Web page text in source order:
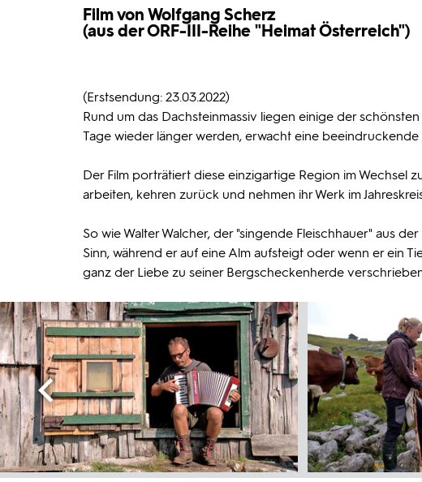
Film von Wolfgang Scherz
(aus der ORF-III-Reihe "Heimat Österreich")
(Erstsendung: 23.03.2022)
Rund um das Dachsteinmassiv liegen einige der
Tage wieder länger werden, erwacht eine
Der Film porträtiert diese einzigartige Region im Wechsel
arbeiten, kehren zurück und nehmen ihr Werk im
So wie Walter Walcher, der "singende Fleischhauer" aus
Sinn, während er auf eine Alm aufsteigt oder wenn er ein
ganz der Liebe zu seiner Bergscheckenherde